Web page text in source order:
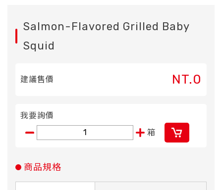
Salmon-Flavored Grilled Baby
Squid
建議售價 NT.0
我要詢價
箱
商品規格